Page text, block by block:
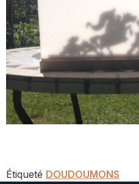
Étiqueté DOUDOUMONS